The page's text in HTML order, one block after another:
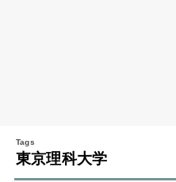
東京理科大学